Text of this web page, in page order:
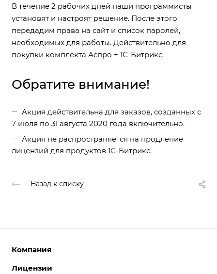
В течение 2 рабочих дней наши программисты
установят и настроят решение. После этого
передадим права на сайт и список паролей,
необходимых для работы. Действительно для
покупки комплекта Аспро + 1С-Битрикс.
Обратите внимание!
Акция действительна для заказов, созданных с
7 июля по 31 августа 2020 года включительно.
Акция не распространяется на продление
лицензий для продуктов 1С-Битрикс.
Назад к списку
Компания
О компании
Лицензии